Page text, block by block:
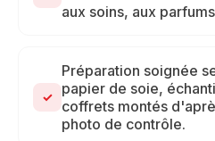
aux soins, aux
✓
Préparation soignée
papier de soie,
coffrets montés
photo de contrôle.